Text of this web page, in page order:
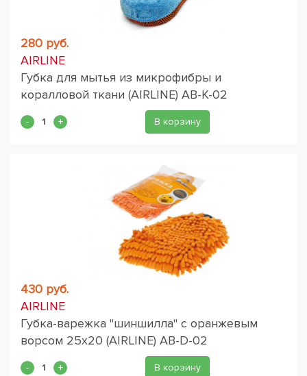
280 руб.
AIRLINE
Губка для мытья из микрофибры и
коралловой ткани (AIRLINE) AB-K-02
В корзину
430 руб.
AIRLINE
Губка-варежка "шиншилла" с оранжевым
ворсом 25х20 (AIRLINE) AB-D-02
В корзину